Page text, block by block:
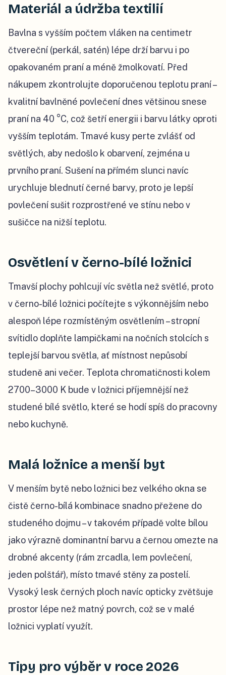
Materiál a údržba textilií
Bavlna s vyšším počtem vláken na centimetr
čtvereční (perkál, satén) lépe drží barvu i po
opakovaném praní a méně žmolkovatí. Před
nákupem zkontrolujte doporučenou teplotu praní –
kvalitní bavlněné povlečení dnes většinou snese
praní na 40 °C, což šetří energii i barvu látky oproti
vyšším teplotám. Tmavé kusy perte zvlášť od
světlých, aby nedošlo k obarvení, zejména u
prvního praní. Sušení na přímém slunci navíc
urychluje blednutí černé barvy, proto je lepší
povlečení sušit rozprostřené ve stínu nebo v
sušičce na nižší teplotu.
Osvětlení v černo-bílé ložnici
Tmavší plochy pohlcují víc světla než světlé, proto
v černo-bílé ložnici počítejte s výkonnějším nebo
alespoň lépe rozmístěným osvětlením – stropní
svítidlo doplňte lampičkami na nočních stolcích s
teplejší barvou světla, ať místnost nepůsobí
studeně ani večer. Teplota chromatičnosti kolem
2700–3000 K bude v ložnici příjemnější než
studené bílé světlo, které se hodí spíš do pracovny
nebo kuchyně.
Malá ložnice a menší byt
V menším bytě nebo ložnici bez velkého okna se
čistě černo-bílá kombinace snadno přežene do
studeného dojmu – v takovém případě volte bílou
jako výrazně dominantní barvu a černou omezte na
drobné akcenty (rám zrcadla, lem povlečení,
jeden polštář), místo tmavé stěny za postelí.
Vysoký lesk černých ploch navíc opticky zvětšuje
prostor lépe než matný povrch, což se v malé
ložnici vyplatí využít.
Tipy pro výběr v roce 2026